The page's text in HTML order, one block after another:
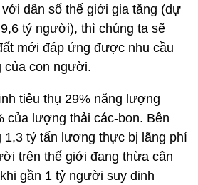
dân số thế giới gia tăng (dự
tỷ người), thì chúng ta sẽ
mới đáp ứng được nhu cầu
của con người.
tiêu thụ 29% năng lượng
của lượng thải các-bon. Bên
1,3 tỷ tấn lương thực bị lãng phí
trên thế giới đang thừa cân
gần 1 tỷ người suy dinh